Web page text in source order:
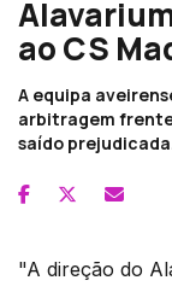
ao CS
A equipa
arbitragem
saído
"A direção do